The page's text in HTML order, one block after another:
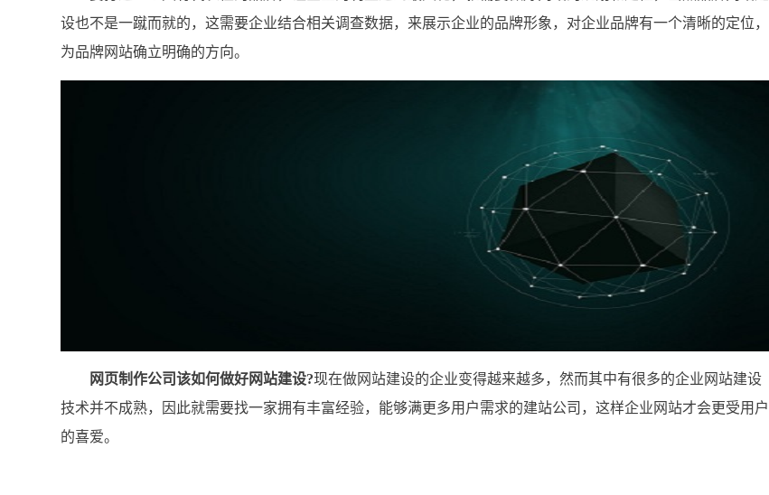
设也不是一蹴而就的，这需要企业结合相关调查数据，来展示企业的品牌形象，对企业品牌有一个清晰的定位，
为品牌网站确立明确的方向。
网页制作公司该如何做好网站建设?现在做网站建设的企业变得越来越多，然而其中有很多的企业网站建设
技术并不成熟，因此就需要找一家拥有丰富经验，能够满更多用户需求的建站公司，这样企业网站才会更受用户
的喜爱。